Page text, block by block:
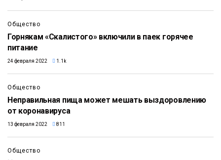
Общество
Горнякам «Скалистого» включили в паек горячее
питание
24 февраля 2022 1.1k
Общество
Неправильная пища может мешать выздоровлению
от коронавируса
13 февраля 2022 811
Общество